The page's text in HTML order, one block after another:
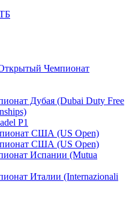
Чемпионат
Дубая (Dubai Duty Free
P1
США (US Open)
США (US Open)
Испании (Mutua
Италии (Internazionali